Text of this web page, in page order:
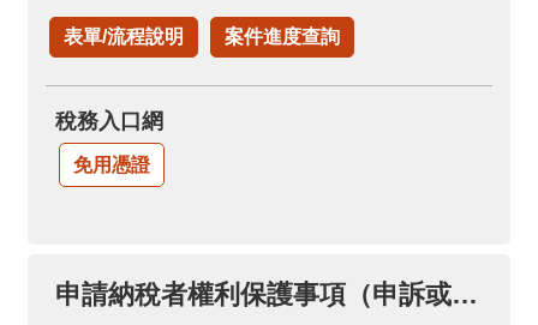
表單/流程說明 案件進度查詢
稅務入口網
免用憑證
申請納稅者權利保護事項（申訴或陳情案件）